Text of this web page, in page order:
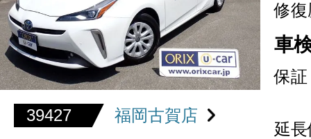
39427 福岡古賀店
修復
車
保証
延